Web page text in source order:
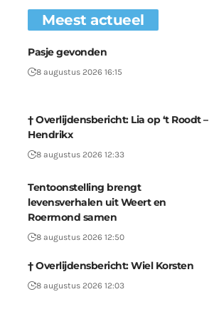
Meest actueel
Pasje gevonden
8 augustus 2026 16:15
† Overlijdensbericht: Lia op ‘t Roodt –
Hendrikx
8 augustus 2026 12:33
Tentoonstelling brengt
levensverhalen uit Weert en
Roermond samen
8 augustus 2026 12:50
† Overlijdensbericht: Wiel Korsten
8 augustus 2026 12:03